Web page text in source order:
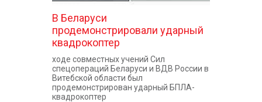
В Беларуси
продемонстрировали ударный
квадрокоптер
ходе совместных учений Сил
спецопераций Беларуси и ВДВ России в
Витебской области был
продемонстрирован ударный БПЛА-
квадрокоптер